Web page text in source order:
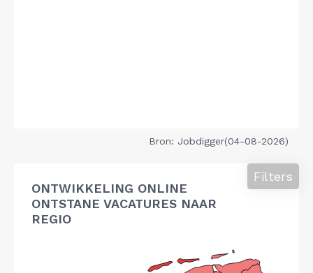
Bron: Jobdigger(04-08-2026)
ONTWIKKELING ONLINE
ONTSTANE VACATURES NAAR
REGIO
Filters